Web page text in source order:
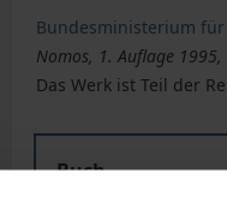
Bundesministerium
Nomos, 1. Auflage 1995,
Das Werk ist Teil der
Buch